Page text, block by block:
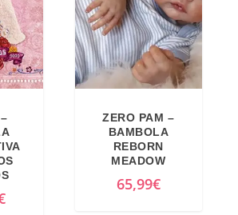
ZERO PAM –
BAMBOLA
REBORN
MEADOW
65,99€